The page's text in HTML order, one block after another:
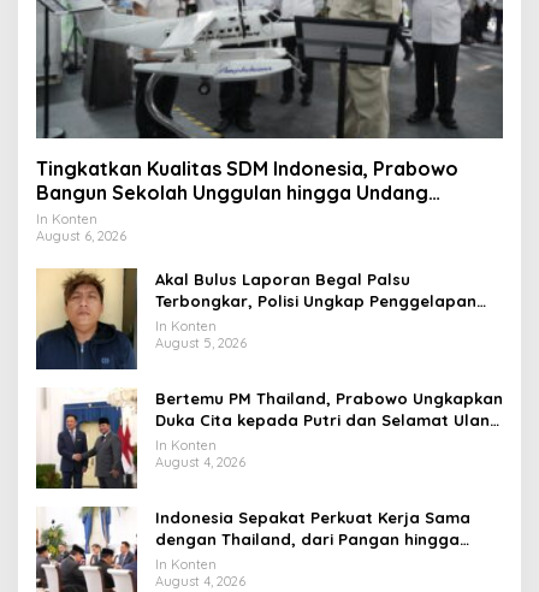
Tingkatkan Kualitas SDM Indonesia, Prabowo
Bangun Sekolah Unggulan hingga Undang
Universitas Terbaik Dunia
In Konten
August 6, 2026
Akal Bulus Laporan Begal Palsu
Terbongkar, Polisi Ungkap Penggelapan
Uang Perusahaan untuk Crypto
In Konten
August 5, 2026
Bertemu PM Thailand, Prabowo Ungkapkan
Duka Cita kepada Putri dan Selamat Ulang
Tahun ke Raja Thailand
In Konten
August 4, 2026
Indonesia Sepakat Perkuat Kerja Sama
dengan Thailand, dari Pangan hingga
Ekonomi Digital
In Konten
August 4, 2026